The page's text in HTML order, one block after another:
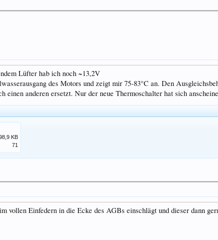
Lüfter hab ich noch ~13,2V
des Motors und zeigt mir 75-83°C an. Den
einen anderen ersetzt. Nur der neue Thermoschalter hat sich
KB
71
vollen Einfedern in die Ecke des AGBs einschlägt und dieser dann